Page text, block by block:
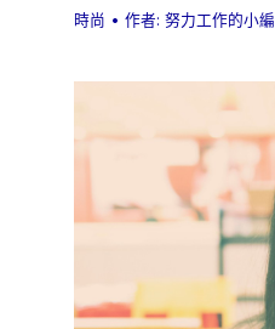
時尚 • 作者:努力工作的小編